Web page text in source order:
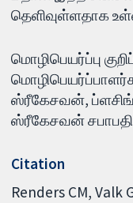
தெளிவுள்ளதாக
மொழிபெயர்ப்பு
ஸ்ரீகேசவன்,
ஸ்ரீகேசவன்
Citation
Renders CM, Valk